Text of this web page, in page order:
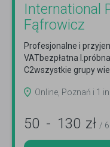
International
Fąfrowicz
Profesjonalne i
VATbezpłatna
C2wszystkie grupy
Online, Poznań i 1
50 - 130 zł /